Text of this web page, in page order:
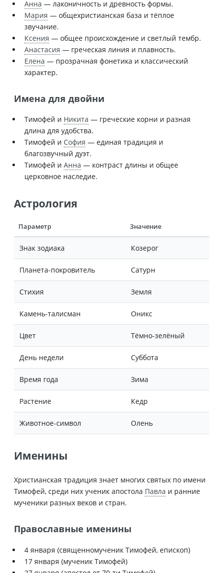
Анна — лаконичность и древность формы.
Мария — общехристианская база и тёплое
звучание.
Ксения — общее происхождение и светлый тембр.
Анастасия — греческая линия и плавность.
Елена — прозрачная фонетика и классический
характер.
Имена для двойни
Тимофей и Никита — греческие корни и разная
длина для удобства.
Тимофей и София — единая традиция и
благозвучный дуэт.
Тимофей и Анна — контраст длины и общее
церковное наследие.
Астрология
Параметр Значение
Знак зодиака Козерог
Планета-покровитель Сатурн
Стихия Земля
Камень-талисман Оникс
Цвет Тёмно-зелёный
День недели Суббота
Время года Зима
Растение Кедр
Животное-символ Олень
Именины
Христианская традиция знает многих святых по имени
Тимофей, среди них ученик апостола Павла и ранние
мученики разных веков и стран.
Православные именины
4 января (священномученик Тимофей, епископ)
17 января (мученик Тимофей)